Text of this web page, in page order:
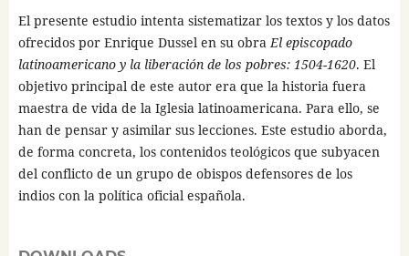
El presente estudio intenta sistematizar los textos y los datos
ofrecidos por Enrique Dussel en su obra El episcopado
latinoamericano y la liberación de los pobres: 1504-1620. El
objetivo principal de este autor era que la historia fuera
maestra de vida de la Iglesia latinoamericana. Para ello, se
han de pensar y asimilar sus lecciones. Este estudio aborda,
de forma concreta, los contenidos teológicos que subyacen
del conflicto de un grupo de obispos defensores de los
indios con la política oficial española.